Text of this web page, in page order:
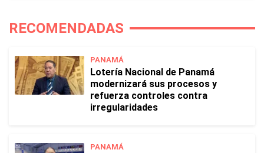
RECOMENDADAS
PANAMÁ
Lotería Nacional de Panamá
modernizará sus procesos y
refuerza controles contra
irregularidades
PANAMÁ